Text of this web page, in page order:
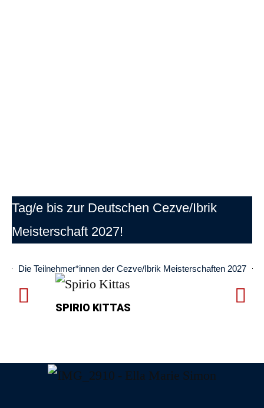
Tag/e bis zur Deutschen Cezve/Ibrik
Meisterschaft 2027!
Die Teilnehmer*innen der Cezve/Ibrik Meisterschaften 2027
SPIRIO KITTAS